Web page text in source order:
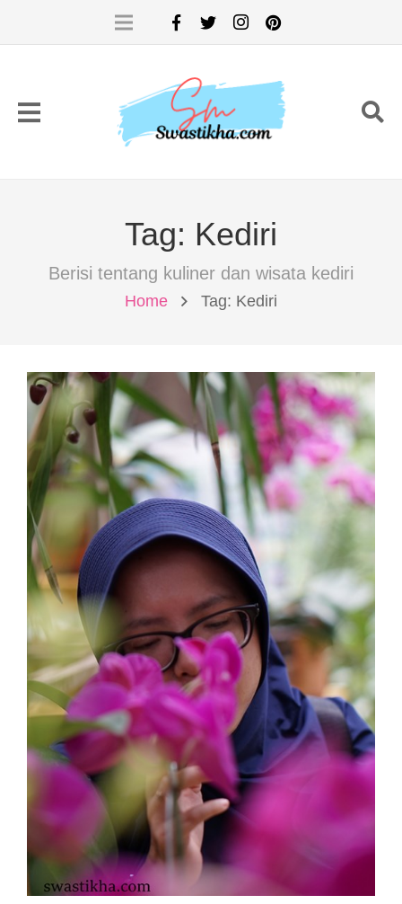
Tag: Kediri
Berisi tentang kuliner dan wisata kediri
Home Tag: Kediri